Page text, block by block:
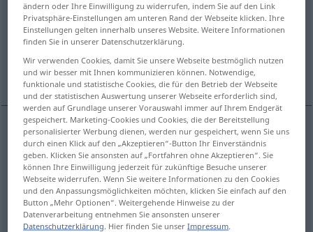
Übersicht aller Übersetzungen
(Für mehr Details die Übersetzung anklicken/antippen)
správný, vhodný, hodnĕ
správný rechtrichtig
vhodný rechtpassend
hodnĕ rechtziemlich
ändern oder Ihre Einwilligung zu widerrufen, indem Sie auf den Link
Privatsphäre-Einstellungen am unteren Rand der Webseite klicken. Ihre
Einstellungen gelten innerhalb unseres Website. Weitere Informationen
finden Sie in unserer Datenschutzerklärung.
Wir verwenden Cookies, damit Sie unsere Webseite bestmöglich nutzen
und wir besser mit Ihnen kommunizieren können. Notwendige,
funktionale und statistische Cookies, die für den Betrieb der Webseite
und der statistischen Auswertung unserer Webseite erforderlich sind,
werden auf Grundlage unserer Vorauswahl immer auf Ihrem Endgerät
gespeichert. Marketing-Cookies und Cookies, die der Bereitstellung
personalisierter Werbung dienen, werden nur gespeichert, wenn Sie uns
durch einen Klick auf den „Akzeptieren“-Button Ihr Einverständnis
geben. Klicken Sie ansonsten auf „Fortfahren ohne Akzeptieren“. Sie
können Ihre Einwilligung jederzeit für zukünftige Besuche unserer
Webseite widerrufen. Wenn Sie weitere Informationen zu den Cookies
und den Anpassungsmöglichkeiten möchten, klicken Sie einfach auf den
Button „Mehr Optionen“. Weitergehende Hinweise zu der
Datenverarbeitung entnehmen Sie ansonsten unserer
Datenschutzerklärung. Hier finden Sie unserImpressum.